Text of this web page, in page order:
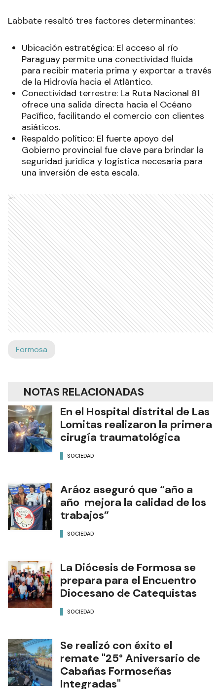
Labbate resaltó tres factores determinantes:
Ubicación estratégica: El acceso al río
Paraguay permite una conectividad fluida
para recibir materia prima y exportar a través
de la Hidrovía hacia el Atlántico.
Conectividad terrestre: La Ruta Nacional 81
ofrece una salida directa hacia el Océano
Pacífico, facilitando el comercio con clientes
asiáticos.
Respaldo político: El fuerte apoyo del
Gobierno provincial fue clave para brindar la
seguridad jurídica y logística necesaria para
una inversión de esta escala.
Ads
Formosa
NOTAS RELACIONADAS
En el Hospital distrital de Las
Lomitas realizaron la primera
cirugía traumatológica
SOCIEDAD
Aráoz aseguró que “año a
año mejora la calidad de los
trabajos”
SOCIEDAD
La Diócesis de Formosa se
prepara para el Encuentro
Diocesano de Catequistas
SOCIEDAD
Se realizó con éxito el
remate "25° Aniversario de
Cabañas Formoseñas
Integradas"